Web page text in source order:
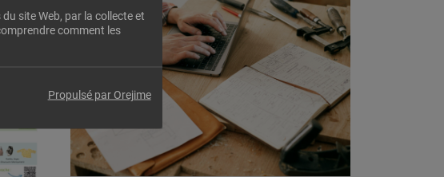
site Web, par la collecte et
comment les
Propulsé par Orejime